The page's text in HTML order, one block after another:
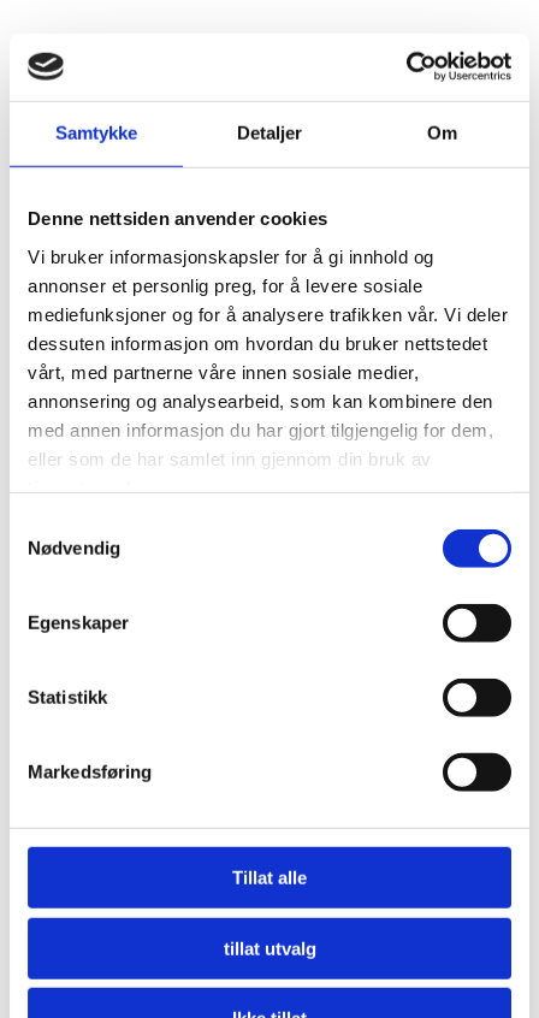
Samtykke Detaljer Om
Denne nettsiden anvender cookies
Vi bruker informasjonskapsler for å gi innhold og
annonser et personlig preg, for å levere sosiale
mediefunksjoner og for å analysere trafikken vår. Vi deler
dessuten informasjon om hvordan du bruker nettstedet
vårt, med partnerne våre innen sosiale medier,
annonsering og analysearbeid, som kan kombinere den
med annen informasjon du har gjort tilgjengelig for dem,
eller som de har samlet inn gjennom din bruk av
Nødvendig
Egenskaper
Statistikk
Markedsføring
Tillat alle
tillat utvalg
Nå må offentlige innkjøpere etterspørre miljø
LES MER